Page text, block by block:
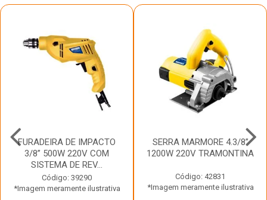
FURADEIRA DE IMPACTO
3/8” 500W 220V COM
SISTEMA DE REV...
Código: 39290
*Imagem meramente ilustrativa
SERRA MARMORE 4.3/8”
1200W 220V TRAMONTINA
Código: 42831
*Imagem meramente ilustrativa